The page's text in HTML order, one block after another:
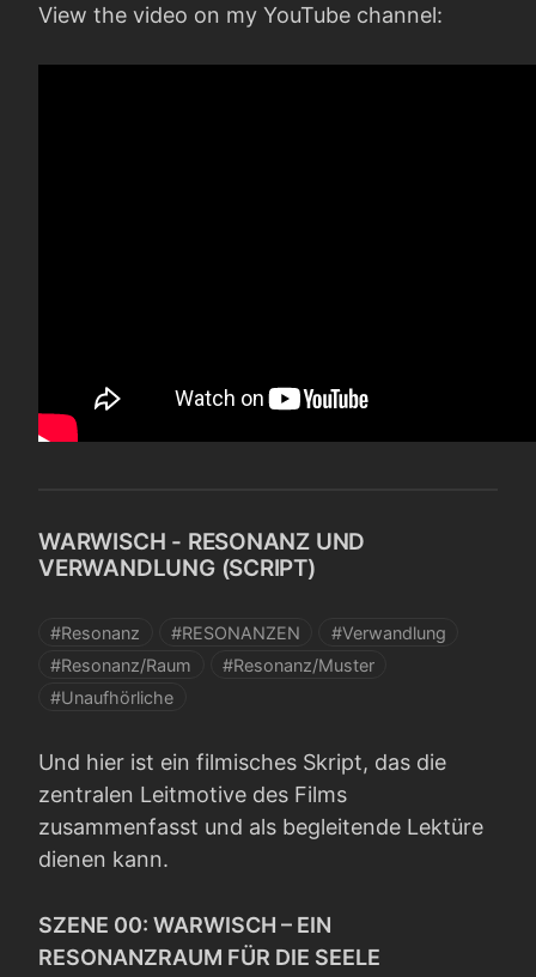
View the video on my YouTube channel:
WARWISCH - RESONANZ UND
VERWANDLUNG (SCRIPT)
#Resonanz #RESONANZEN
#Verwandlung
#Resonanz/Raum
#Resonanz/Muster
#Unaufhörliche
Und hier ist ein filmisches Skript, das die
zentralen Leitmotive des Films
zusammenfasst und als begleitende Lektüre
dienen kann.
SZENE 00: WARWISCH – EIN
RESONANZRAUM FÜR DIE SEELE